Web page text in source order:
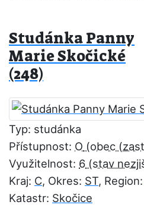
Studánka Panny
Marie Skočické
(248)
Typ: studánka
Přístupnost: O
Využitelnost: 6
Kraj: C, Okres: ST, Region:
Katastr: Skočice